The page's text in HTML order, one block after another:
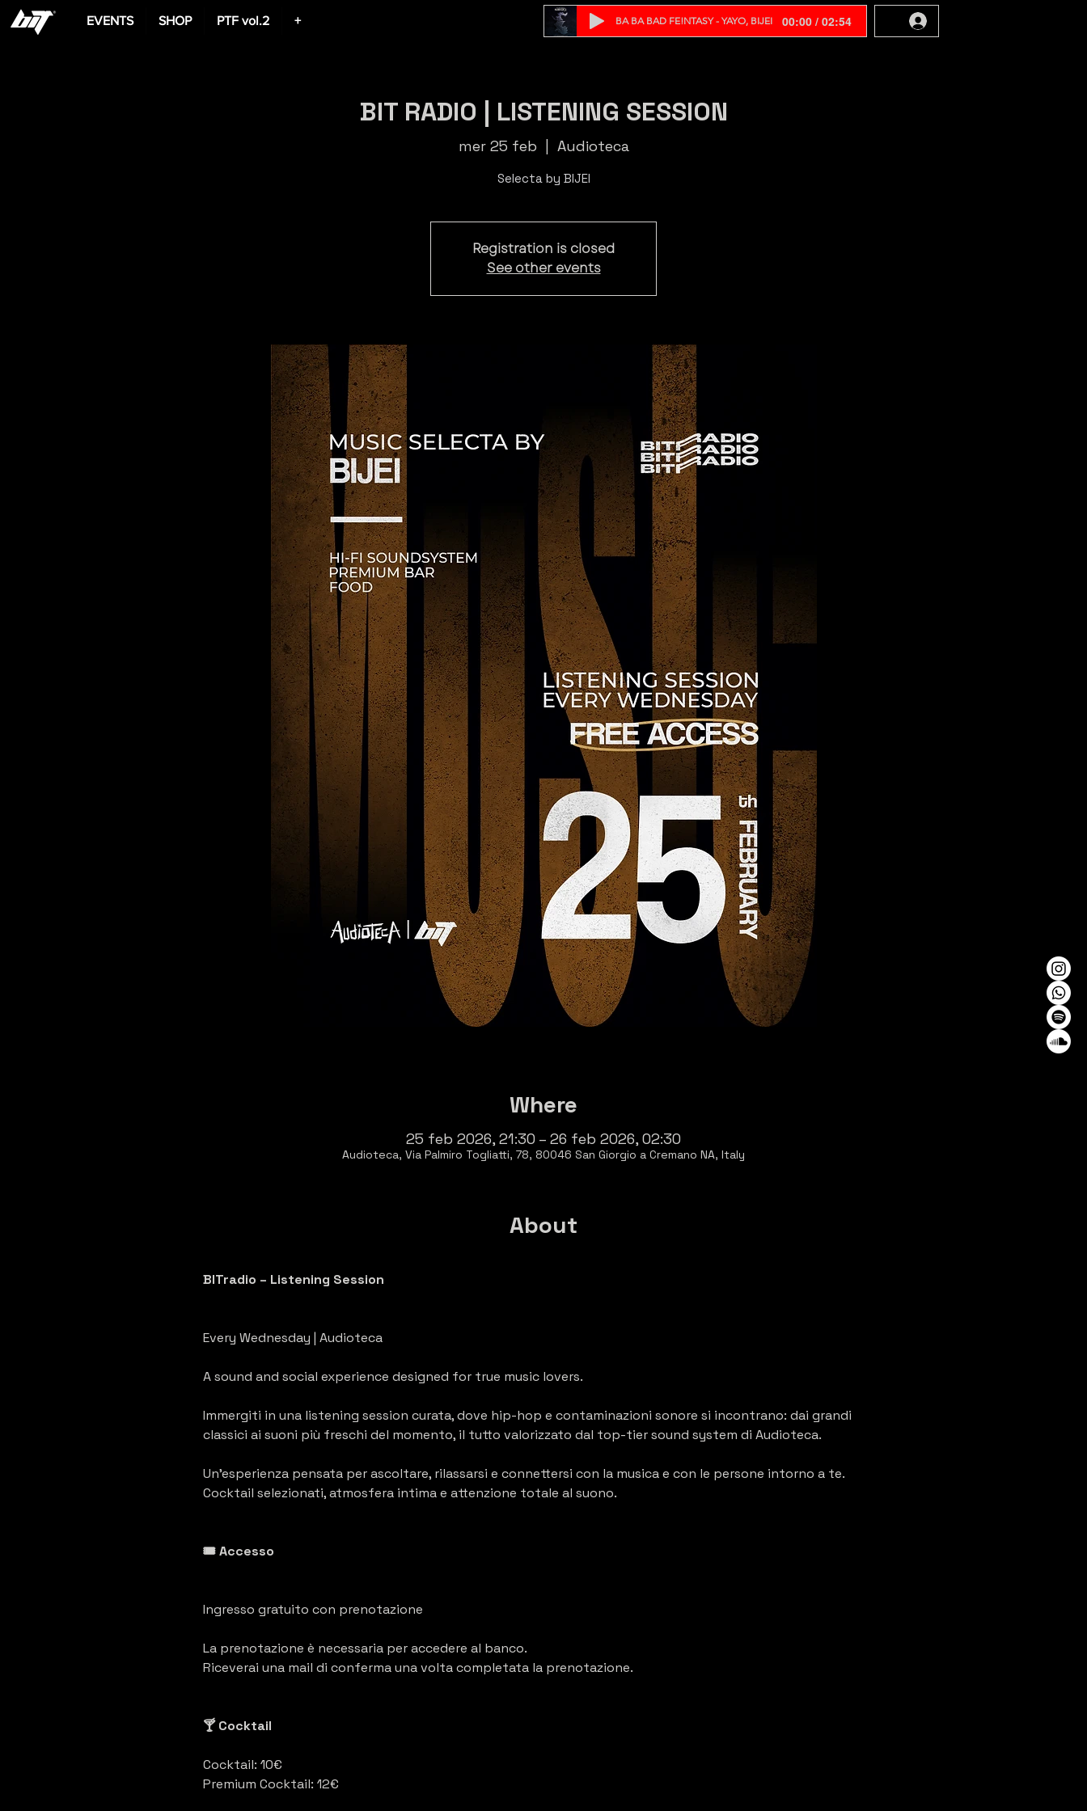
EVENTS SHOP PTF vol.2 + BA BA BAD FE!NTASY - YAYO, BIJEI 00:00 / 02:54
BIT RADIO | LISTENING SESSION
mer 25 feb Audioteca
Selecta by BIJEI
Registration is closed
See other events
Where
25 feb 2026, 21:30 – 26 feb 2026, 02:30
Audioteca, Via Palmiro Togliatti, 78, 80046 San Giorgio a Cremano NA, Italy
About
BITradio – Listening Session
Every Wednesday | Audioteca
A sound and social experience designed for true music lovers.
Immergiti in una listening session curata, dove hip-hop e contaminazioni sonore si incontrano: dai grandi
classici ai suoni più freschi del momento, il tutto valorizzato dal top-tier sound system di Audioteca.
Un’esperienza pensata per ascoltare, rilassarsi e connettersi con la musica e con le persone intorno a te.
Cocktail selezionati, atmosfera intima e attenzione totale al suono.
🎟️ Accesso
Ingresso gratuito con prenotazione
La prenotazione è necessaria per accedere al banco.
Riceverai una mail di conferma una volta completata la prenotazione.
🍸 Cocktail
Cocktail: 10€
Premium Cocktail: 12€